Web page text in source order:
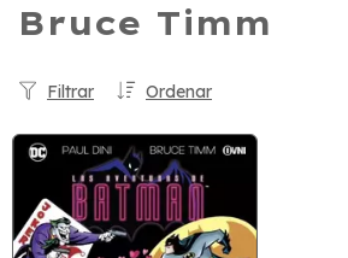
Bruce Timm
Ordenar
Filtrar